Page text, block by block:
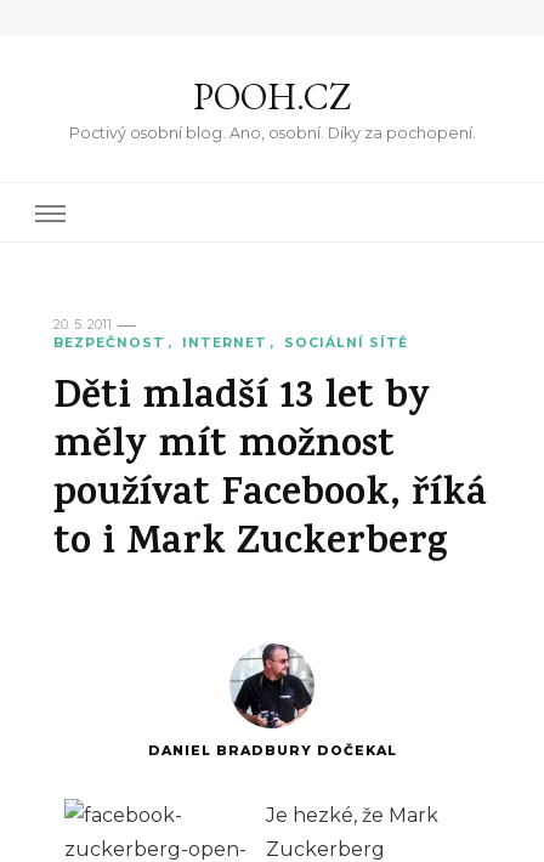
POOH.CZ
Poctivý osobní blog. Ano, osobní. Díky za pochopení.
20. 5. 2011
BEZPEČNOST
INTERNET SOCIÁLNÍ SÍTĚ
Děti mladší 13 let by
měly mít možnost
používat Facebook, říká
to i Mark Zuckerberg
DANIEL BRADBURY DOČEKAL
Je hezké, že Mark
Zuckerberg